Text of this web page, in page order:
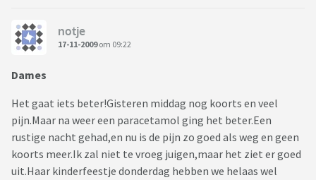
notje
17-11-2009om 09:22
Dames
Het gaat iets beter!Gisteren middag nog koorts en veel
pijn.Maar na weer een paracetamol ging het beter.Een
rustige nacht gehad,en nu is de pijn zo goed als weg en geen
koorts meer.Ik zal niet te vroeg juigen,maar het ziet er goed
uit.Haar kinderfeestje donderdag hebben we helaas wel